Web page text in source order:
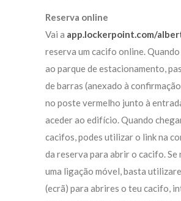
Reserva online
Vai a app.lockerpoint.com/
reserva um cacifo online.
ao parque de estacionamento,
de barras (anexado à
no poste vermelho junto à
aceder ao edifício. Quando
cacifos, podes utilizar o link na
da reserva para abrir o cacifo. Se
uma ligação móvel, basta
(ecrã) para abrires o teu cacifo,